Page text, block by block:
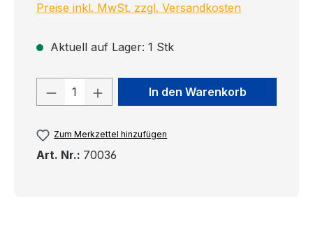
Preise inkl. MwSt. zzgl. Versandkosten
Aktuell auf Lager: 1 Stk
Produkt Anzahl: Gib den
In den Warenkorb
Zum Merkzettel hinzufügen
Art. Nr.: 70036